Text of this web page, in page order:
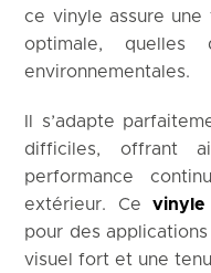
ce vinyle assure
optimale, quelles
environnementales.
Il s’adapte
difficiles, offrant
performance
extérieur. Cevinyle
pour des
visuel fort et une